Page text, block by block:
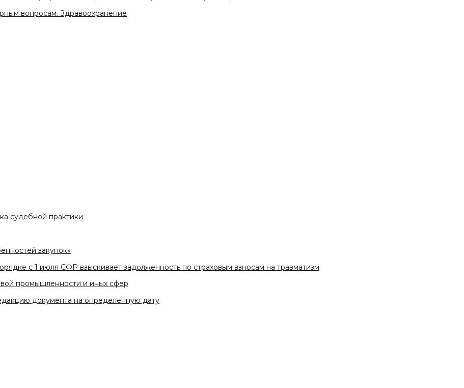
вопросам. Здравоохранение
судебной практики
закупок»
с 1 июля СФР взыскивает задолженность по страховым взносам на травматизм
промышленности и иных сфер
документа на определенную дату